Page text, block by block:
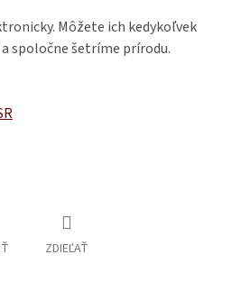
Môžete ich kedykoľvek
spoločne šetríme prírodu.
ZDIEĽAŤ